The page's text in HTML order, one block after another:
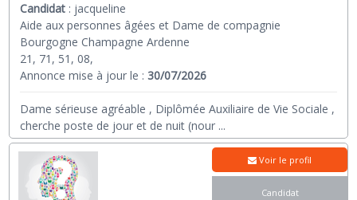
Candidat : jacqueline
Aide aux personnes âgées et Dame de compagnie
Bourgogne Champagne Ardenne
21, 71, 51, 08,
Annonce mise à jour le :30/07/2026
Dame sérieuse agréable , Diplômée Auxiliaire de Vie Sociale ,
cherche poste de jour et de nuit (nour ...
Voir le profil
Candidat